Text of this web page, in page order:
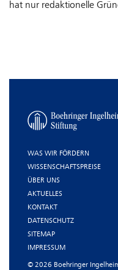
hat nur redaktionelle
WAS WIR FÖRDERN
WISSENSCHAFTSPREISE
ÜBER UNS
AKTUELLES
KONTAKT
DATENSCHUTZ
SITEMAP
IMPRESSUM
© 2026 Boehringer